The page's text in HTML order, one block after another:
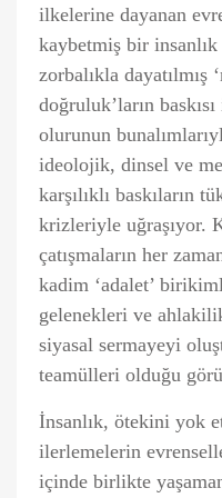
ilkelerine dayanan
kaybetmiş bir
zorbalıkla
doğruluk’ların
olurunun
ideolojik, dinsel ve
karşılıklı baskıların
krizleriyle uğraşıyor.
çatışmaların her
kadim ‘adalet’
gelenekleri ve
siyasal sermayeyi
teamülleri olduğu
İnsanlık, ötekini yok
ilerlemelerin
içinde birlikte